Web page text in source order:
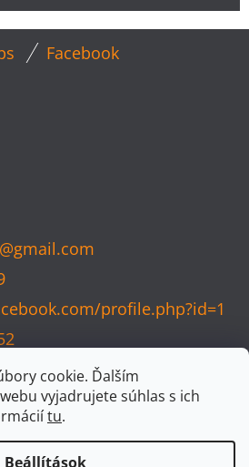
cookie. Ďalším
vyjadrujete súhlas s ich
tu.
Beállítások
Facebook
@gmail.com
profile.php?id=1